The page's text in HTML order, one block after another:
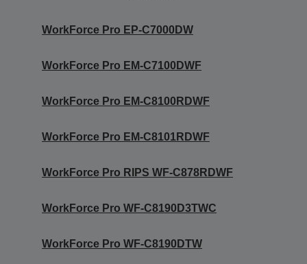
WorkForce Pro EP-C7000DW
WorkForce Pro EM-C7100DWF
WorkForce Pro EM-C8100RDWF
WorkForce Pro EM-C8101RDWF
WorkForce Pro RIPS WF-C878RDWF
WorkForce Pro WF-C8190D3TWC
WorkForce Pro WF-C8190DTW